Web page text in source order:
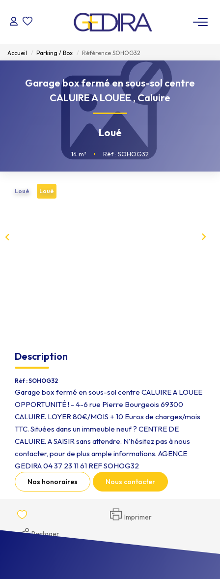
ACHETER
LOUER
ESTIMER
FAIRE GÉRER
Administrateur De Biens
Accueil Parking / Box Référence SOHOG32
Garage box fermé en sous-sol centre
CALUIRE A LOUEE, Caluire
Loué
14m² • Réf : SOHOG32
Loué Loué
Description
Réf : SOHOG32
Garage box fermé en sous-sol centre CALUIRE A LOUEE
OPPORTUNITÉ ! - 4-6 rue Pierre Bourgeois 69300
CALUIRE. LOYER 80€/MOIS + 10 Euros de charges/mois
TTC. Situées dans un immeuble neuf ? CENTRE DE
CALUIRE. A SAISIR sans attendre. N'hésitez pas à nous
contacter, pour de plus ample informations. AGENCE
GEDIRA 04 37 23 11 61 REF SOHOG32
Nos honoraires Nous contacter
Imprimer
Partager